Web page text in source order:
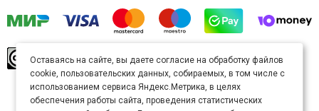
произведение доступно полицензии Creative
Commons «Attribution» («Атрибуция») 4.0
Непортированная.
Карта сайта
Оставаясь на сайте, вы даете согласие на обработку файлов
cookie, пользовательских данных, собираемых, в том числе с
использованием сервиса Яндекс.Метрика, в целях
обеспечения работы сайта, проведения статистических